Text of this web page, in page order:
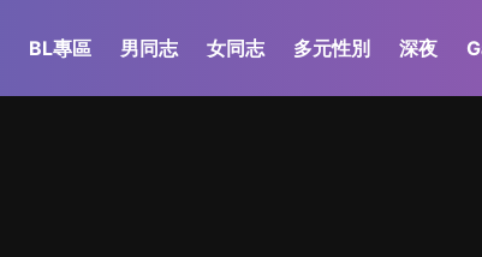
BL專區 男同志 女同志 多元性別 深夜